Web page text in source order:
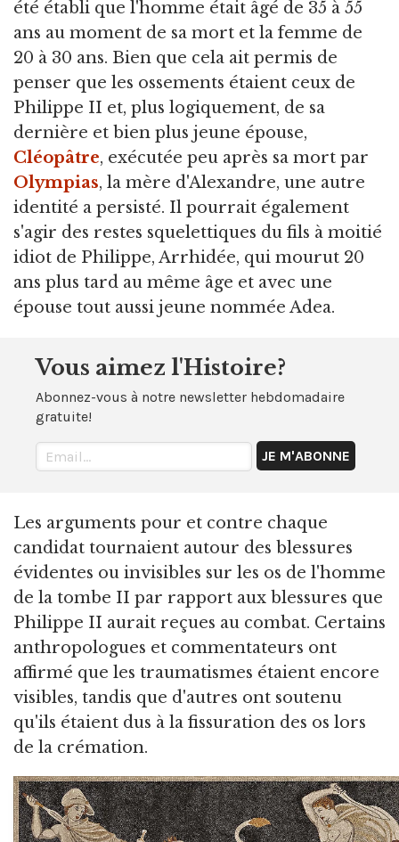
été établi que l'homme était âgé de 35 à 55
ans au moment de sa mort et la femme de
20 à 30 ans. Bien que cela ait permis de
penser que les ossements étaient ceux de
Philippe II et, plus logiquement, de sa
dernière et bien plus jeune épouse,
Cléopâtre, exécutée peu après sa mort par
Olympias, la mère d'Alexandre, une autre
identité a persisté. Il pourrait également
s'agir des restes squelettiques du fils à moitié
idiot de Philippe, Arrhidée, qui mourut 20
ans plus tard au même âge et avec une
épouse tout aussi jeune nommée Adea.
Vous aimez l'Histoire?
Abonnez-vous à notre newsletter hebdomadaire
gratuite!
Les arguments pour et contre chaque
candidat tournaient autour des blessures
évidentes ou invisibles sur les os de l'homme
de la tombe II par rapport aux blessures que
Philippe II aurait reçues au combat. Certains
anthropologues et commentateurs ont
affirmé que les traumatismes étaient encore
visibles, tandis que d'autres ont soutenu
qu'ils étaient dus à la fissuration des os lors
de la crémation.